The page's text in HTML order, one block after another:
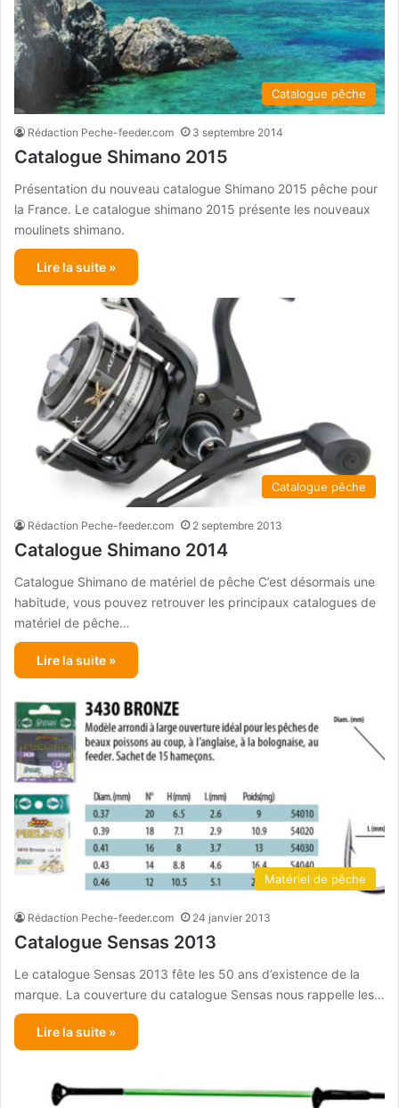
Catalogue pêche
Rédaction Peche-feeder.com 3 septembre 2014
Catalogue Shimano 2015
Présentation du nouveau catalogue Shimano 2015 pêche pour
la France. Le catalogue shimano 2015 présente les nouveaux
moulinets shimano.
Lire la suite »
Catalogue pêche
Rédaction Peche-feeder.com 2 septembre 2013
Catalogue Shimano 2014
Catalogue Shimano de matériel de pêche C’est désormais une
habitude, vous pouvez retrouver les principaux catalogues de
matériel de pêche…
Lire la suite »
Matériel de pêche
Rédaction Peche-feeder.com 24 janvier 2013
Catalogue Sensas 2013
Le catalogue Sensas 2013 fête les 50 ans d’existence de la
marque. La couverture du catalogue Sensas nous rappelle les…
Lire la suite »